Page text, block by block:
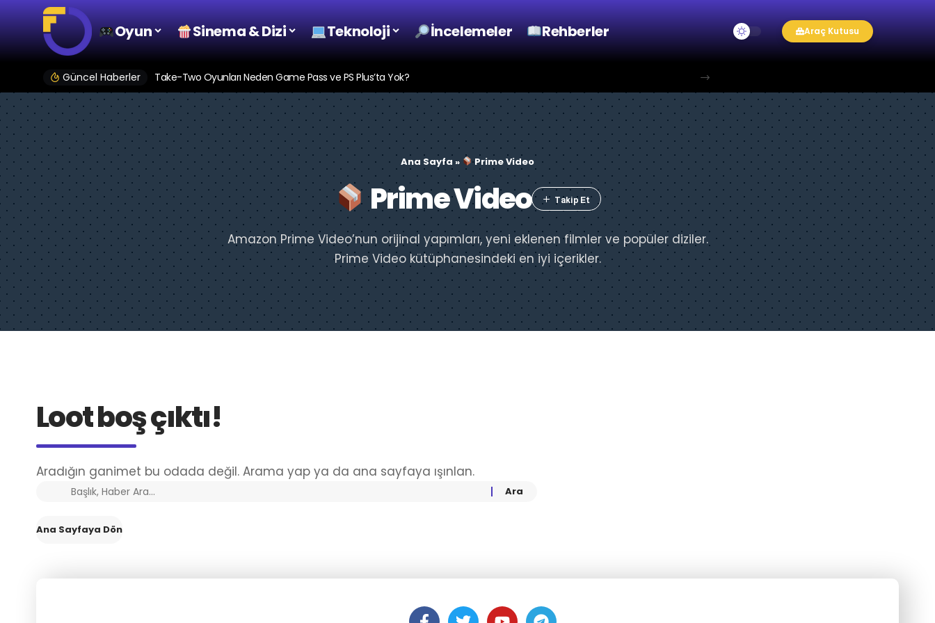
Oyun Sinema & Dizi Teknoloji İncelemeler Rehberler Araç Kutusu
Güncel Haberler Take-Two Oyunları Neden Game Pass ve PS Plus’ta Yok?
Ana Sayfa » Prime Video
Prime Video
Amazon Prime Video’nun orijinal yapımları, yeni eklenen filmler ve popüler diziler.
Prime Video kütüphanesindeki en iyi içerikler.
Loot boş çıktı!
Aradığın ganimet bu odada değil. Arama yap ya da ana sayfaya ışınlan.
Ana Sayfaya Dön